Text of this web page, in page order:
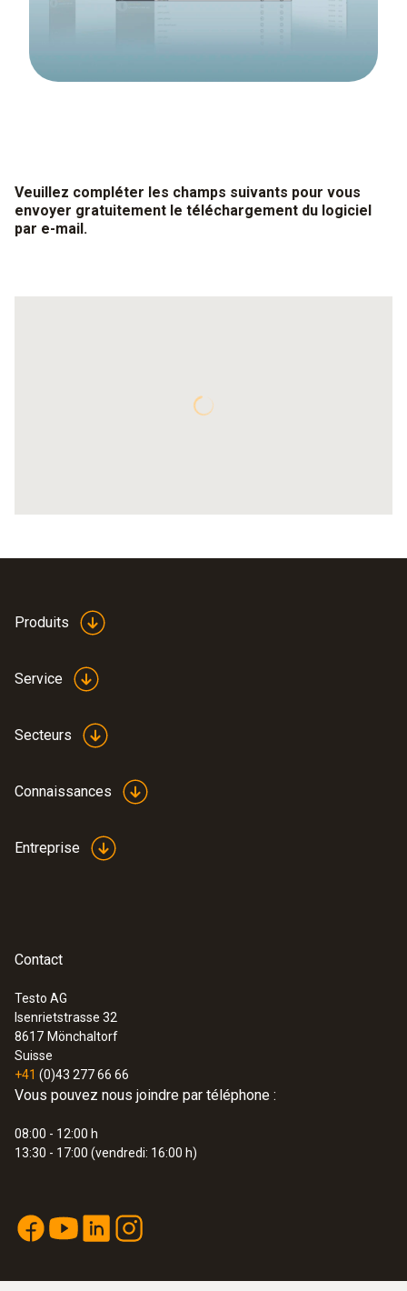
Veuillez compléter les champs suivants pour vous
envoyer gratuitement le téléchargement du logiciel
par e-mail.
Produits
Service
Secteurs
Connaissances
Entreprise
Contact
Testo AG
Isenrietstrasse 32
8617 Mönchaltorf
Suisse
+41 (0)43 277 66 66
Vous pouvez nous joindre par téléphone :
08:00 - 12:00 h
13:30 - 17:00 (vendredi: 16:00 h)